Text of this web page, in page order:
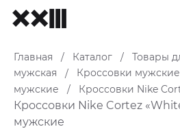
Главная / Каталог / Товары
мужская
/ Кроссовки мужские
мужские
/ Кроссовки Nike
Кроссовки Nike Cortez
мужские